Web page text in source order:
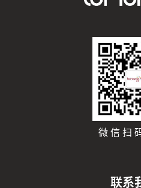
微信扫
联系